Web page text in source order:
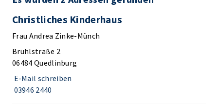
Christliches Kinderhaus
Frau Andrea Zinke-Münch
Brühlstraße 2
06484 Quedlinburg
E-Mail schreiben
03946 2440